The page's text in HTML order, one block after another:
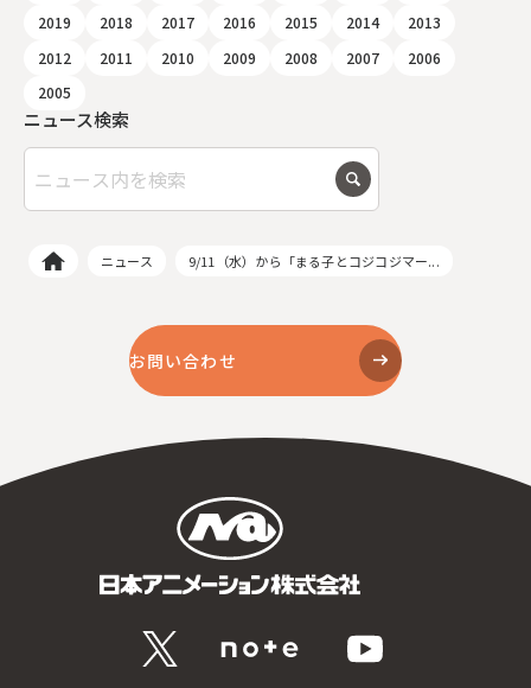
ニュース検索
2019
2018 2017 2016 2015 2014
2013
2012
2011 2010 2009 2008 2007
2006
2005
ニュース 9/11（水）から「まる子とコジコジマー...
お問い合わせ